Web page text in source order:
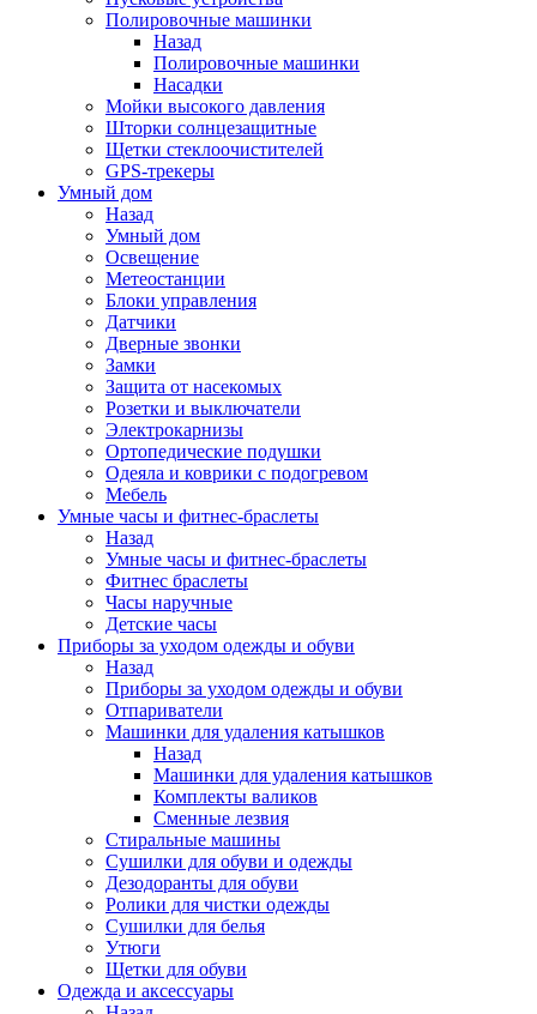
Полировочные машинки
Назад
Полировочные машинки
Насадки
Мойки высокого давления
Шторки солнцезащитные
Щетки стеклоочистителей
GPS-трекеры
Умный дом
Назад
Умный дом
Освещение
Метеостанции
Блоки управления
Датчики
Дверные звонки
Замки
Защита от насекомых
Розетки и выключатели
Электрокарнизы
Ортопедические подушки
Одеяла и коврики с подогревом
Мебель
Умные часы и фитнес-браслеты
Назад
Умные часы и фитнес-браслеты
Фитнес браслеты
Часы наручные
Детские часы
Приборы за уходом одежды и обуви
Назад
Приборы за уходом одежды и обуви
Отпариватели
Машинки для удаления катышков
Назад
Машинки для удаления катышков
Комплекты валиков
Сменные лезвия
Стиральные машины
Сушилки для обуви и одежды
Дезодоранты для обуви
Ролики для чистки одежды
Сушилки для белья
Утюги
Щетки для обуви
Одежда и аксессуары